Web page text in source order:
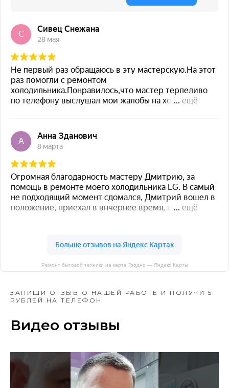
Ремонт бытовой техники на карте Гродно — Яндекс Карты
ЗАПИШИ ОТЗЫВ О НАШЕЙ РАБОТЕ И ПОЛУЧИ 5
РУБЛЕЙ НА ТЕЛЕФОН
Видео отзывы